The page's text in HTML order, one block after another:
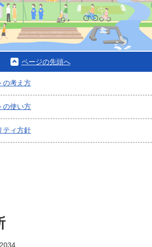
ページの先頭へ
の考え方
の使い方
ティ方針